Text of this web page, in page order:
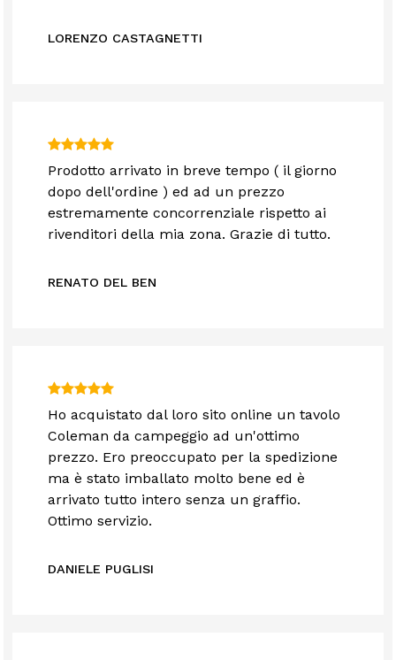
LORENZO CASTAGNETTI
Prodotto arrivato in breve tempo ( il giorno
dopo dell'ordine ) ed ad un prezzo
estremamente concorrenziale rispetto ai
rivenditori della mia zona. Grazie di tutto.
RENATO DEL BEN
Ho acquistato dal loro sito online un tavolo
Coleman da campeggio ad un'ottimo
prezzo. Ero preoccupato per la spedizione
ma è stato imballato molto bene ed è
arrivato tutto intero senza un graffio.
Ottimo servizio.
DANIELE PUGLISI